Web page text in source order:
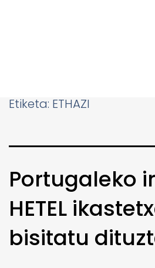
Etiketa: ETHAZI
Portugaleko
HETEL
bisitatu